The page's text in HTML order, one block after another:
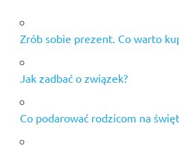
Zrób sobie prezent. Co warto
Jak zadbać o związek?
Co podarować rodzicom na